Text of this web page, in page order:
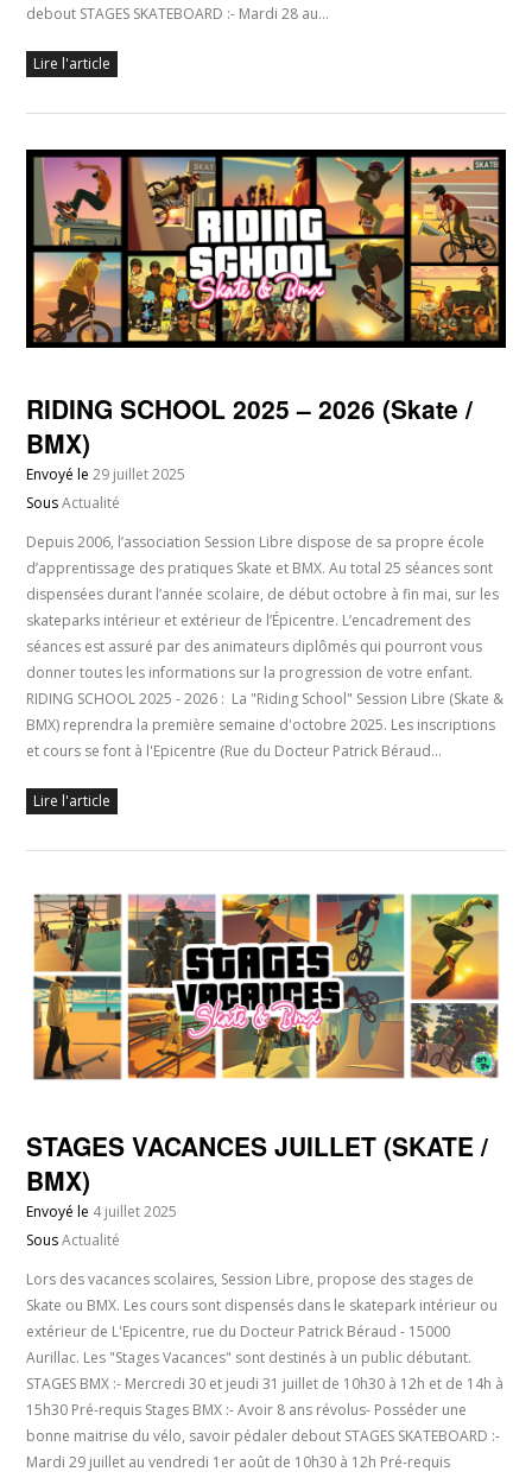
debout STAGES SKATEBOARD :- Mardi 28 au…
Lire l'article
RIDING SCHOOL 2025 – 2026 (Skate /
BMX)
Envoyé le29 juillet 2025
SousActualité
Depuis 2006, l’association Session Libre dispose de sa propre école
d’apprentissage des pratiques Skate et BMX. Au total 25 séances sont
dispensées durant l’année scolaire, de début octobre à fin mai, sur les
skateparks intérieur et extérieur de l’Épicentre. L’encadrement des
séances est assuré par des animateurs diplômés qui pourront vous
donner toutes les informations sur la progression de votre enfant.
RIDING SCHOOL 2025 - 2026 : La "Riding School" Session Libre (Skate &
BMX) reprendra la première semaine d'octobre 2025. Les inscriptions
et cours se font à l'Epicentre (Rue du Docteur Patrick Béraud…
Lire l'article
STAGES VACANCES JUILLET (SKATE /
BMX)
Envoyé le 4 juillet 2025
SousActualité
Lors des vacances scolaires, Session Libre, propose des stages de
Skate ou BMX. Les cours sont dispensés dans le skatepark intérieur ou
extérieur de L'Epicentre, rue du Docteur Patrick Béraud - 15000
Aurillac. Les "Stages Vacances" sont destinés à un public débutant.
STAGES BMX :- Mercredi 30 et jeudi 31 juillet de 10h30 à 12h et de 14h à
15h30 Pré-requis Stages BMX :- Avoir 8 ans révolus- Posséder une
bonne maitrise du vélo, savoir pédaler debout STAGES SKATEBOARD :-
Mardi 29 juillet au vendredi 1er août de 10h30 à 12h Pré-requis